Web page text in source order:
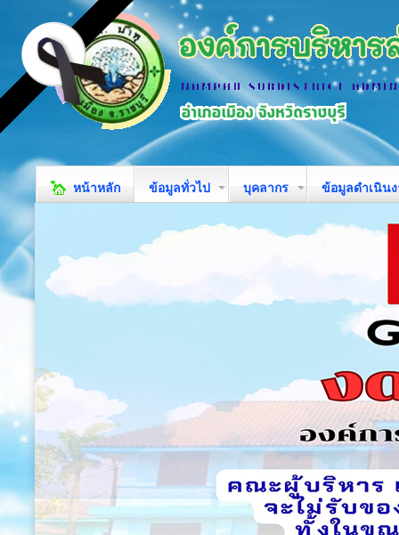
หน้าหลัก ข้อมูลทั่วไป บุคลากร ข้อมูลดำเนิน